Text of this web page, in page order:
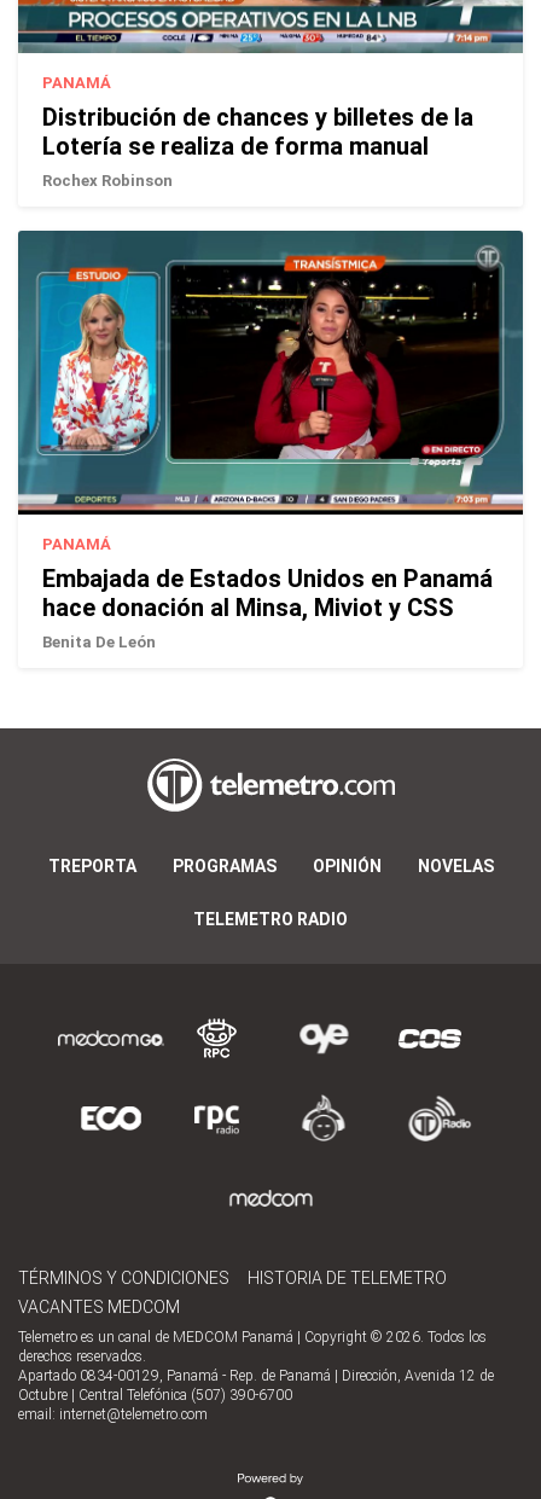
PANAMÁ
Distribución de chances y billetes de la
Lotería se realiza de forma manual
Rochex Robinson
PANAMÁ
Embajada de Estados Unidos en Panamá
hace donación al Minsa, Miviot y CSS
Benita De León
TREPORTA PROGRAMAS OPINIÓN NOVELAS
TELEMETRO RADIO
TÉRMINOS Y CONDICIONES
HISTORIA DE TELEMETRO
VACANTES MEDCOM
Telemetro es un canal de MEDCOM Panamá | Copyright © 2026. Todos los
derechos reservados.
Apartado 0834-00129, Panamá - Rep. de Panamá | Dirección, Avenida 12 de
Octubre | Central Telefónica (507) 390-6700
email: internet@telemetro.com